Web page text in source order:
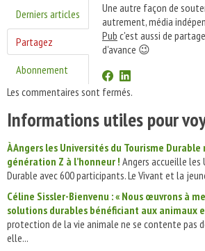
Derniers articles
Partagez
Abonnement
Une autre façon de
autrement, média
Pub c'est aussi de
d'avance 😉
Les commentaires sont fermés.
Informations utiles pour
À Angers les Universités du Tourisme
génération Z à l’honneur ! Angers accueille les
Durable avec 600 participants. Le Vivant et la
Céline Sissler-Bienvenu : « Nous œuvrons à
solutions durables bénéficiant aux animaux
protection de la vie animale ne se contente pas
elle...